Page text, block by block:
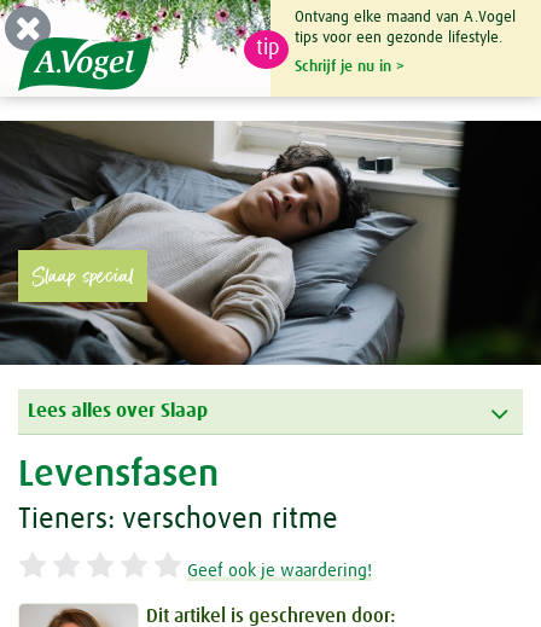
Slaap special
Lees alles over Slaap
Levensfasen
Tieners: verschoven ritme
Geef ook je waardering!
Dit artikel is geschreven door:
tip
Ontvang elke maand van A.Vogel
tips voor een gezonde lifestyle.
Schrijf je nu in >